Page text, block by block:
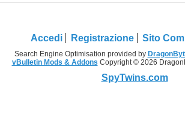
Accedi Registrazione Sito
Search Engine Optimisation provided by
vBulletin Mods & Addons Copyright © 2026
SpyTwins.com